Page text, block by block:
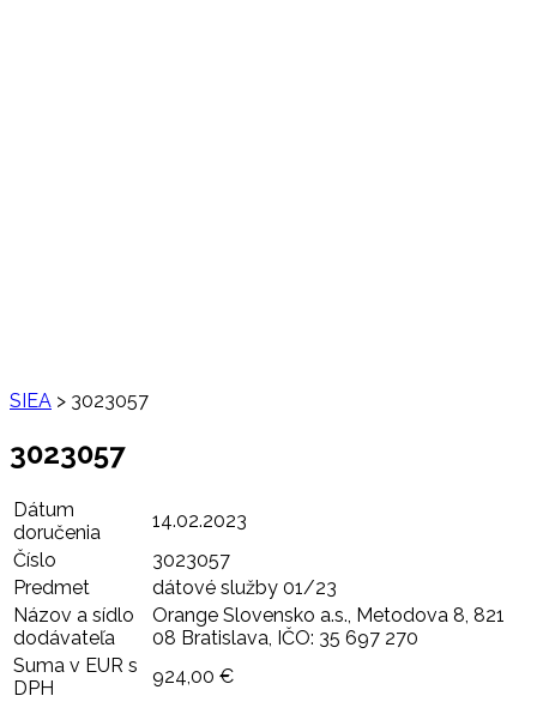
SIEA > 3023057
3023057
Dátum
doručenia
14.02.2023
Číslo
3023057
Predmet
dátové služby 01/23
Názov a sídlo
dodávateľa
Orange Slovensko a.s., Metodova 8, 821
08 Bratislava, IČO: 35 697 270
Suma v EUR s
DPH
924,00 €